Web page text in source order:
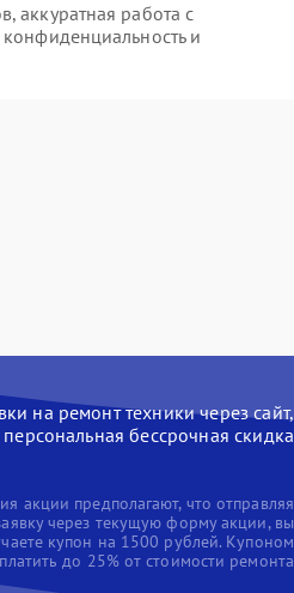
аккуратная работа с
и
на ремонт техники через сайт,
персональная бессрочная скидка
акции предполагают, что отправляя
через текущую форму акции, вы
купон на 1500 рублей. Купоном
до 25% от стоимости ремонта